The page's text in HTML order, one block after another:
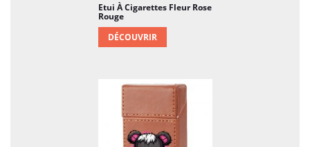
Etui À Cigarettes Fleur Rose
Rouge
DÉCOUVRIR